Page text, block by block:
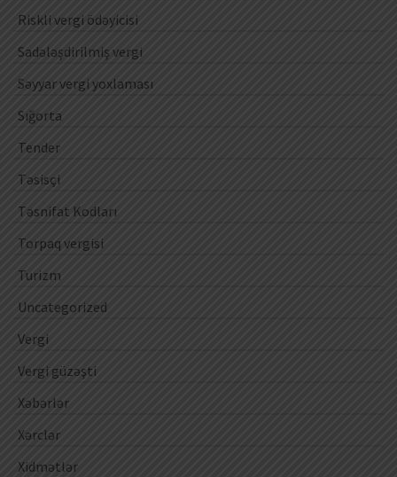
Riskli vergi ödəyicisi
Sadələşdirilmiş vergi
Səyyar vergi yoxlaması
Sığorta
Tender
Təsisçi
Təsnifat Kodları
Torpaq vergisi
Turizm
Uncategorized
Vergi
Vergi güzəşti
Xəbərlər
Xərclər
Xidmətlər